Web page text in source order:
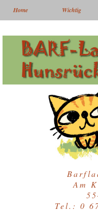
Home Wichtig
Am
Tel.: 0